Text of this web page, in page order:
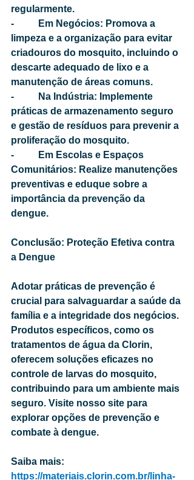
regularmente.
-          Em Negócios: Promova a
limpeza e a organização para evitar
criadouros do mosquito, incluindo o
descarte adequado de lixo e a
manutenção de áreas comuns.
-          Na Indústria: Implemente
práticas de armazenamento seguro
e gestão de resíduos para prevenir a
proliferação do mosquito.
-          Em Escolas e Espaços
Comunitários: Realize manutenções
preventivas e eduque sobre a
importância da prevenção da
dengue.
Conclusão: Proteção Efetiva contra
a Dengue
Adotar práticas de prevenção é
crucial para salvaguardar a saúde da
família e a integridade dos negócios.
Produtos específicos, como os
tratamentos de água da Clorin,
oferecem soluções eficazes no
controle de larvas do mosquito,
contribuindo para um ambiente mais
seguro. Visite nosso site para
explorar opções de prevenção e
combate à dengue.
Saiba mais:
https://materiais.clorin.com.br/linha-